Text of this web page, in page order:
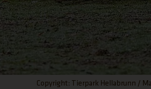
Copyright: Tierpark Hellabrunn /